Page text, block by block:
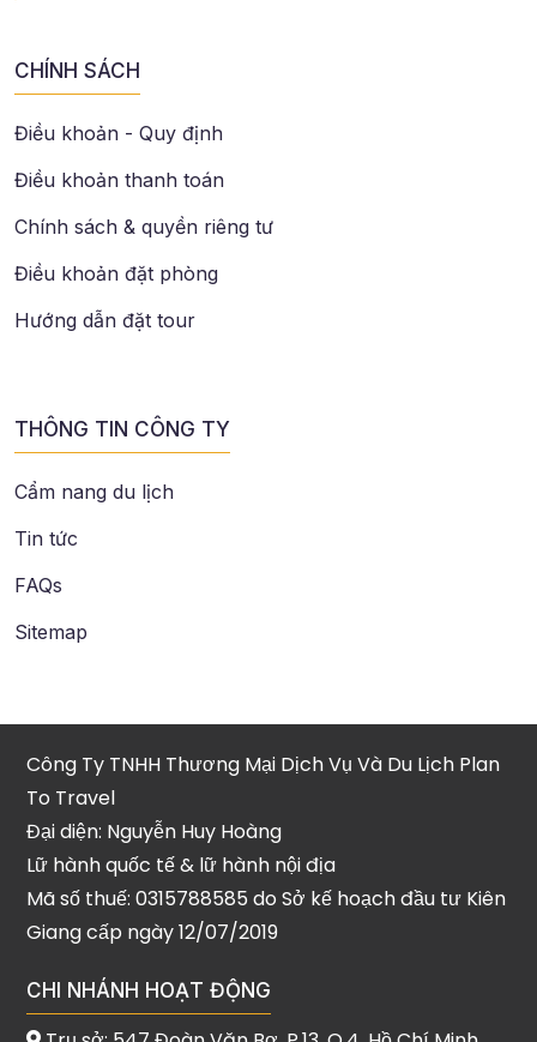
CHÍNH SÁCH
Điều khoản - Quy định
Điều khoản thanh toán
Chính sách & quyền riêng tư
Điều khoản đặt phòng
Hướng dẫn đặt tour
THÔNG TIN CÔNG TY
Cẩm nang du lịch
Tin tức
FAQs
Sitemap
Công Ty TNHH Thương Mại Dịch Vụ Và Du Lịch Plan
To Travel
Đại diện: Nguyễn Huy Hoàng
Lữ hành quốc tế & lữ hành nội địa
Mã số thuế: 0315788585 do Sở kế hoạch đầu tư Kiên
Giang cấp ngày 12/07/2019
CHI NHÁNH HOẠT ĐỘNG